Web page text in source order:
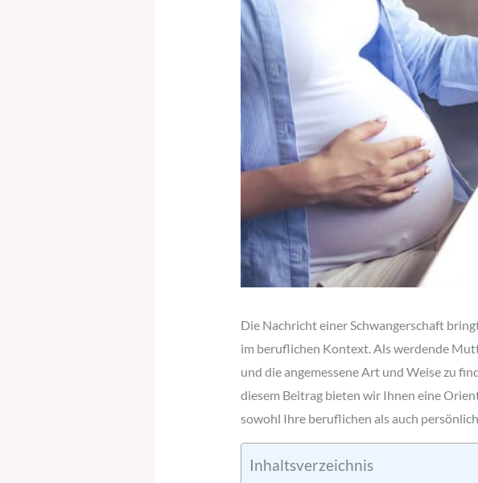
Die Nachricht einer Schwangerschaft
im beruflichen Kontext. Als werdende
und die angemessene Art und Weise zu
diesem Beitrag bieten wir Ihnen eine
sowohl Ihre beruflichen als auch
Inhaltsverzeichnis